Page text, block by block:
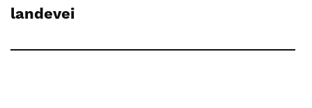
landevei